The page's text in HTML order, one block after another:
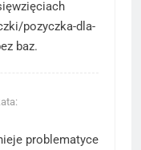
pozyczka-dla-
baz.
problematyce